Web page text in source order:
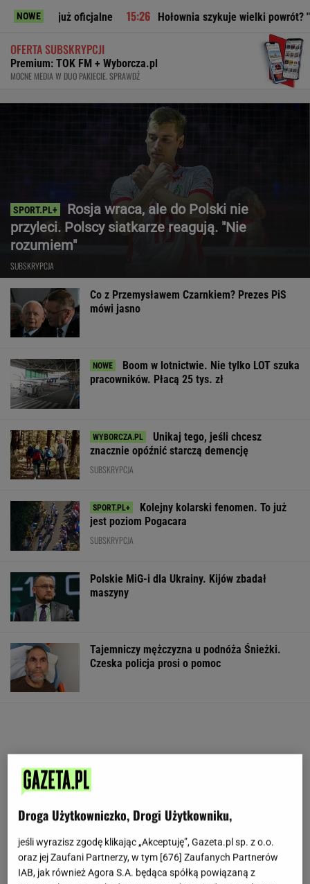
NOWE Hołownia szykuje wielki powrót? "Planują
OFERTA SUBSKRYPCJI
Premium: TOK FM + Wyborcza.pl
MOCNE MEDIA W DUO PAKIECIE. SPRAWDŹ
Rosja wraca, ale do Polski nie
przyleci. Polscy siatkarze reagują. "Nie
rozumiem"
SUBSKRYPCJA
Co z Przemysławem Czarnkiem? Prezes PiS
mówi jasno
Boom w lotnictwie. Nie tylko LOT szuka
pracowników. Płacą 25 tys. zł
Unikaj tego, jeśli chcesz
znacznie opóźnić starczą demencję
SUBSKRYPCJA
Kolejny kolarski fenomen. To już
jest poziom Pogacara
SUBSKRYPCJA
Polskie MiG-i dla Ukrainy. Kijów zbadał
maszyny
Tajemniczy mężczyzna u podnóża Śnieżki.
Czeska policja prosi o pomoc
Droga Użytkowniczko, Drogi Użytkowniku,
jeśli wyrazisz zgodę klikając „Akceptuję”, Gazeta.pl sp. z o.o.
oraz jej Zaufani Partnerzy, w tym [676] Zaufanych Partnerów
IAB, jak również Agora S.A. będąca spółką powiązaną z